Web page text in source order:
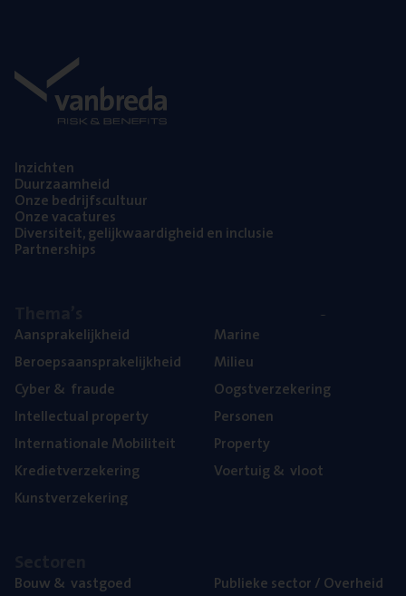
Inzich­ten
Duur­zaam­heid
Onze bedrijfs­cul­tuur
Onze vaca­tu­res
Diver­si­teit, gelijk­waar­dig­heid en inclusie
Part­ner­ships
Aan­spra­ke­lijk­heid
Beroeps­aan­spra­ke­lijk­heid
Cyber& fraude
Intel­lec­tu­al property
Inter­na­ti­o­na­le Mobiliteit
Kre­diet­ver­ze­ke­ring
Kunst­ver­ze­ke­ring
Mari­ne
Mili­eu
Oogst­ver­ze­ke­ring
Per­so­nen
Pro­per­ty
Voer­tuig& vloot
Bouw& vastgoed
Publie­ke sec­tor / Overheid